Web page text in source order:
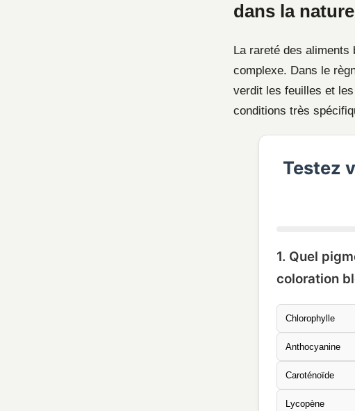
dans la
La rareté des aliments
complexe. Dans le
verdit les feuilles et
conditions très
Testez
1. Quel
coloration
Chlorophylle
Anthocyanine
Caroténoïde
Lycopène